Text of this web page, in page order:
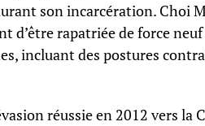
son incarcération. Choi
d’être rapatriée de force
incluant des postures
réussie en 2012 vers la